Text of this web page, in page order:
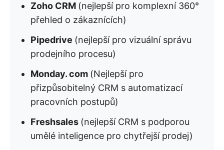
Zoho CRM (nejlepší pro komplexní 360°
přehled o zákaznících)
Pipedrive (nejlepší pro vizuální správu
prodejního procesu)
Monday. com (Nejlepší pro
přizpůsobitelný CRM s automatizací
pracovních postupů)
Freshsales (nejlepší CRM s podporou
umělé inteligence pro chytřejší prodej)